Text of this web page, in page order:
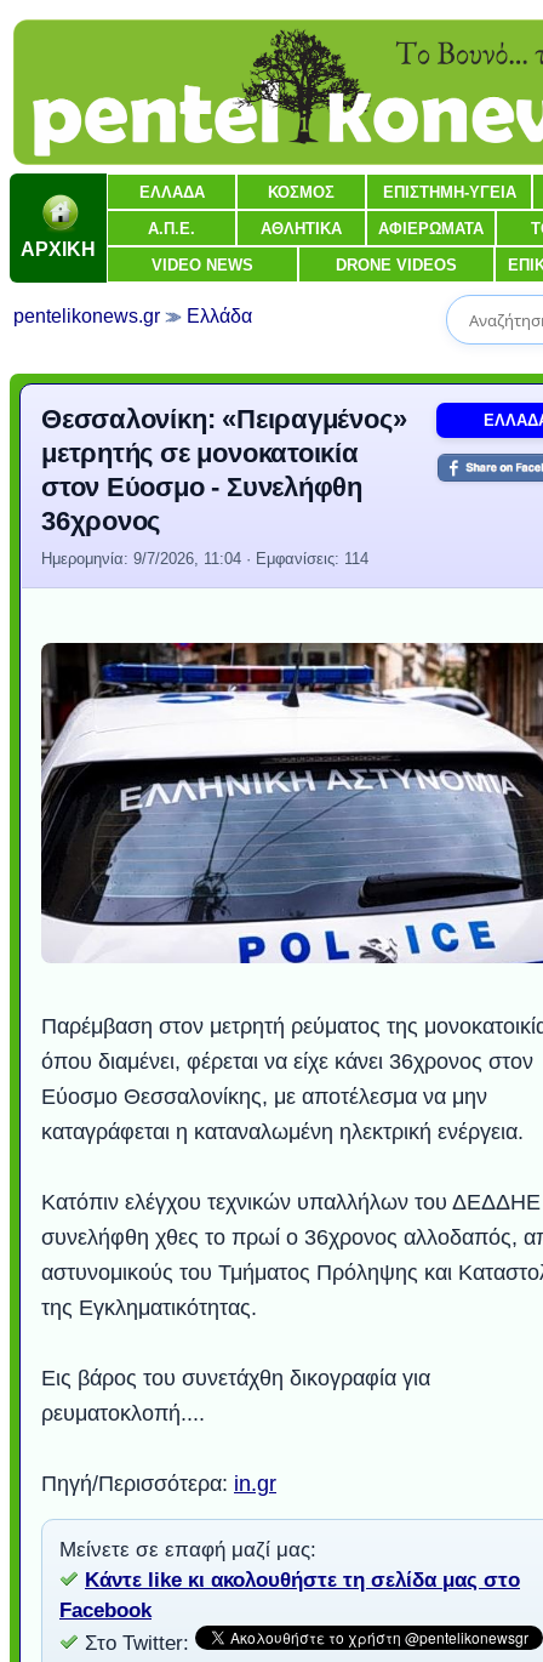
ΑΡΧΙΚΗ
ΕΛΛΑΔΑ ΚΟΣΜΟΣ ΕΠΙΣΤΗΜΗ-ΥΓΕΙΑ
Α.Π.Ε. ΑΘΛΗΤΙΚΑ ΑΦΙΕΡΩΜΑΤΑ
VIDEO NEWS DRONE VIDEOS
pentelikonews.gr Ελλάδα
Θεσσαλονίκη: «Πειραγμένος»
μετρητής σε μονοκατοικία
στον Εύοσμο - Συνελήφθη
36χρονος
Ημερομηνία: 9/7/2026, 11:04 · Εμφανίσεις: 114
Παρέμβαση στον μετρητή ρεύματος της
όπου διαμένει, φέρεται να είχε κάνει 36χρονος στον
Εύοσμο Θεσσαλονίκης, με αποτέλεσμα να μην
καταγράφεται η καταναλωμένη ηλεκτρική ενέργεια.
Κατόπιν ελέγχου τεχνικών υπαλλήλων του ΔΕΔΔΗΕ
συνελήφθη χθες το πρωί ο 36χρονος αλλοδαπός,
αστυνομικούς του Τμήματος Πρόληψης και
της Εγκληματικότητας.
Εις βάρος του συνετάχθη δικογραφία για
ρευματοκλοπή....
Πηγή/Περισσότερα: in.gr
Μείνετε σε επαφή μαζί μας:
Κάντε like κι ακολουθήστε τη σελίδα μας στο
Facebook
Στο Twitter: